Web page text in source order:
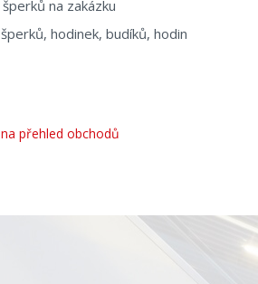
na zakázku
hodinek, budíků, hodin
přehled obchodů